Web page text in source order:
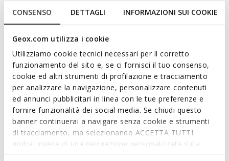
CONSENSO DETTAGLI INFORMAZIONI SUI COOKIE
Geox.com utilizza i cookie
Utilizziamo cookie tecnici necessari per il corretto
funzionamento del sito e, se ci fornisci il tuo consenso,
cookie ed altri strumenti di profilazione e tracciamento
per analizzare la navigazione, personalizzare contenuti
ed annunci pubblicitari in linea con le tue preferenze e
fornire funzionalità dei social media. Se chiudi questo
banner continuerai a navigare senza cookie e strumenti
di tracciamento, ma selezionando ACCETTA TUTTI
godrai invece di una navigazione personalizzata sulla
base dei tuoi gusti ed interessi. Selezionando
classic black version, it features a soft smooth leather upper
with a contemporary design. Walk Pleasure B is suitable for
both special occasions and business looks.
ITEM CODE:U657KA00043C9999
Features
Enhanced cushioning effect based on the Zero Shock
System
Lace fastening